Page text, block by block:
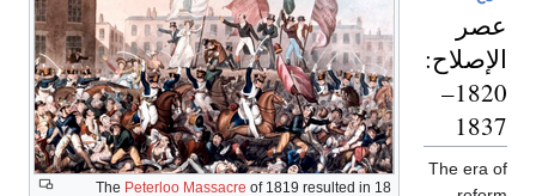
The Peterloo Massacre of 1819 resulted in 18
عصر
الإصلاح:
1820–
1837
The era of